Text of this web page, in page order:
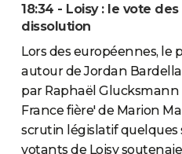
18:34 - Loisy : le vote
dissolution
Lors des européennes, le
autour de Jordan
par Raphaël Glucksmann
France fière' de Marion
scrutin législatif quelques
votants de Loisy